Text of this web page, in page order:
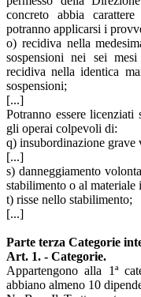
concreto abbia
potranno applicarsi i
o) recidiva nella
sospensioni nei sei
recidiva nella identica
sospensioni;
[...]
Potranno essere licenziati
gli operai colpevoli di:
q) insubordinazione grave
[...]
s) danneggiamento
stabilimento o al materiale
t) risse nello stabilimento;
[...]
Parte terza Categorie
Art. 1. - Categorie.
Appartengono alla 1ª
abbiano almeno 10